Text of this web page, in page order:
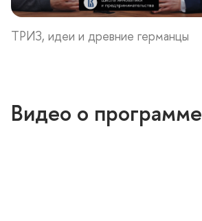
ТРИЗ, идеи и древние германцы
идео о программе